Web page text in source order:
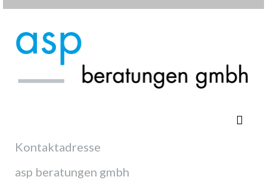
Kontaktadresse
asp beratungen gmbh